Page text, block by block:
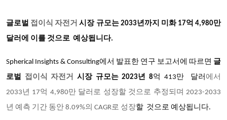
글로벌 접이식 자전거시장 규모는 2033년까지 미화 17억 4,980만
달러에 이를 것으로 예상됩니다.
Spherical Insights & Consulting에서 발표한 연구 보고서에 따르면 글
로벌 접이식 자전거시장 규모는 2023년 8억 413만 달러 에서
2033년 17억 4,980만 달러로 성장할 것으로 추정되며 2023-2033
년 예측 기간 동안 8.09%의 CAGR로 성장할 것으로 예상됩니다.